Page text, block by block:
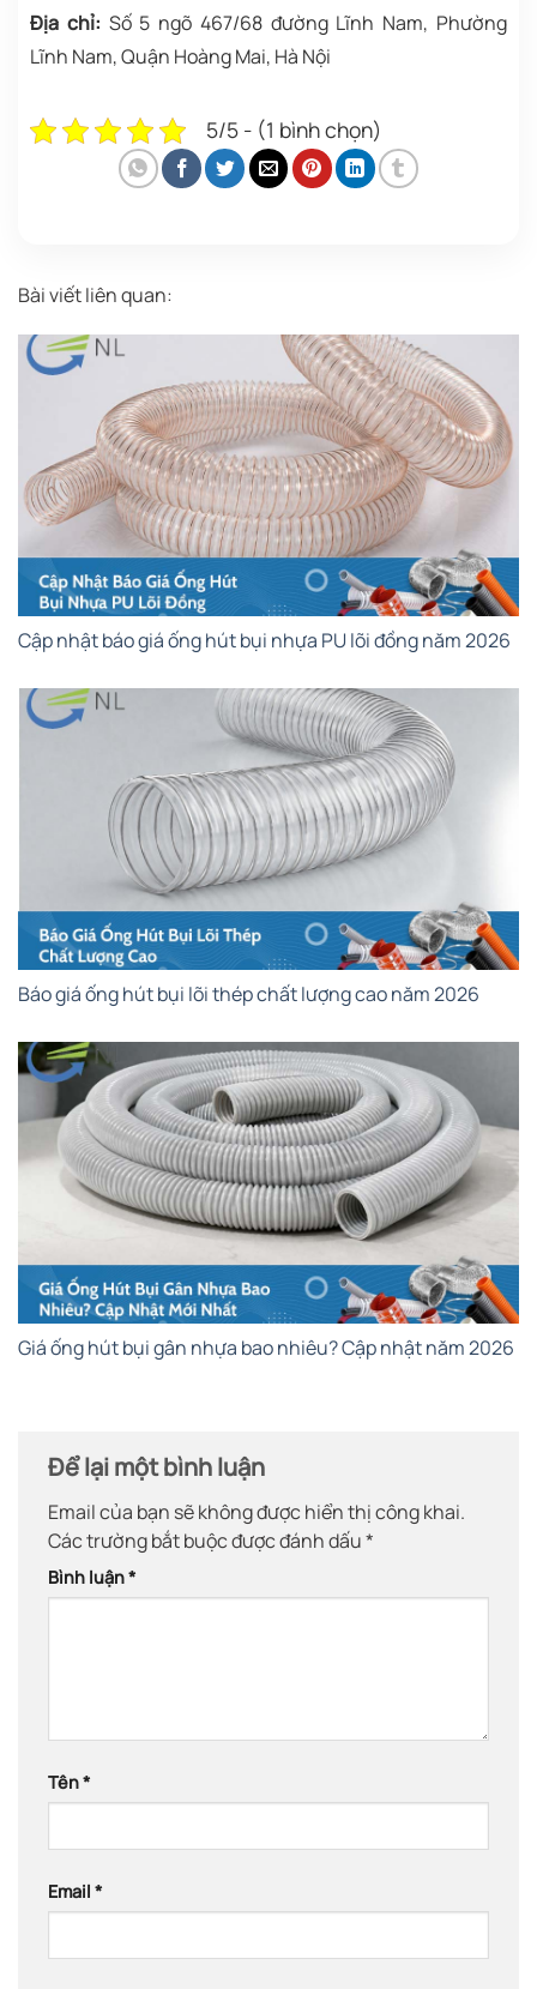
Địa chỉ: Số 5 ngõ 467/68 đường Lĩnh Nam, Phường
Lĩnh Nam, Quận Hoàng Mai, Hà Nội
5/5 - (1 bình chọn)
Bài viết liên quan:
Cập nhật báo giá ống hút bụi nhựa PU lõi đồng năm 2026
Báo giá ống hút bụi lõi thép chất lượng cao năm 2026
Giá ống hút bụi gân nhựa bao nhiêu? Cập nhật năm 2026
Để lại một bình luận
Email của bạn sẽ không được hiển thị công khai.
Các trường bắt buộc được đánh dấu*
Bình luận*
Tên*
Email *